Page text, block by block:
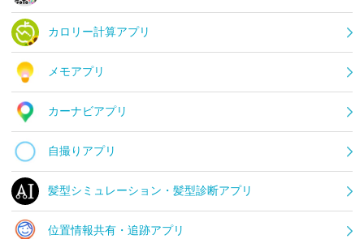
カロリー計算アプリ
メモアプリ
カーナビアプリ
自撮りアプリ
髪型シミュレーション・髪型診断アプリ
位置情報共有・追跡アプリ